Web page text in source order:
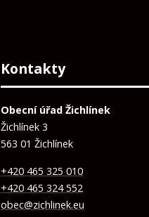
Kontakty
Obecní úřad Žichlínek
Žichlínek 3
563 01 Žichlínek
+420 465 325 010
+420 465 324 552
obec@zichlinek.eu